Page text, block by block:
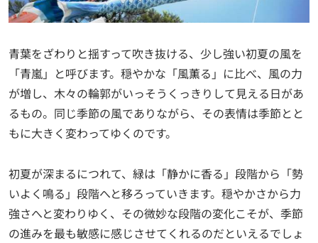
青葉をざわりと揺すって吹き抜ける、少し強い初夏の風を
「青嵐」と呼びます。穏やかな「風薫る」に比べ、風の力
が増し、木々の輪郭がいっそうくっきりして見える日があ
るもの。同じ季節の風でありながら、その表情は季節とと
もに大きく変わってゆくのです。
初夏が深まるにつれて、緑は「静かに香る」段階から「勢
いよく鳴る」段階へと移ろっていきます。穏やかさから力
強さへと変わりゆく、その微妙な段階の変化こそが、季節
の進みを最も敏感に感じさせてくれるのだといえるでしょ